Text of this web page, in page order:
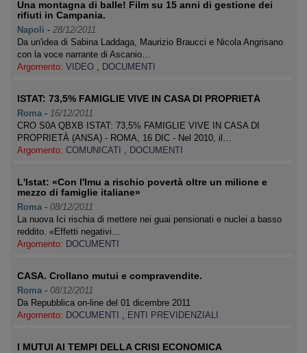
Una montagna di balle! Film su 15 anni di gestione dei
rifiuti in Campania.
Napoli - 28/12/2011
Da un'idea di Sabina Laddaga, Maurizio Braucci e Nicola Angrisano
con la voce narrante di Ascanio…
Argomento: VIDEO , DOCUMENTI
ISTAT: 73,5% FAMIGLIE VIVE IN CASA DI PROPRIETÀ
Roma - 16/12/2011
CRO S0A QBXB ISTAT: 73,5% FAMIGLIE VIVE IN CASA DI
PROPRIETÀ (ANSA) - ROMA, 16 DIC - Nel 2010, il…
Argomento: COMUNICATI , DOCUMENTI
L'Istat: «Con l'Imu a rischio povertà oltre un milione e
mezzo di famiglie italiane»
Roma - 08/12/2011
La nuova Ici rischia di mettere nei guai pensionati e nuclei a basso
reddito. «Effetti negativi…
Argomento: DOCUMENTI
CASA. Crollano mutui e compravendite.
Roma - 08/12/2011
Da Repubblica on-line del 01 dicembre 2011
Argomento: DOCUMENTI , ENTI PREVIDENZIALI
I MUTUI AI TEMPI DELLA CRISI ECONOMICA